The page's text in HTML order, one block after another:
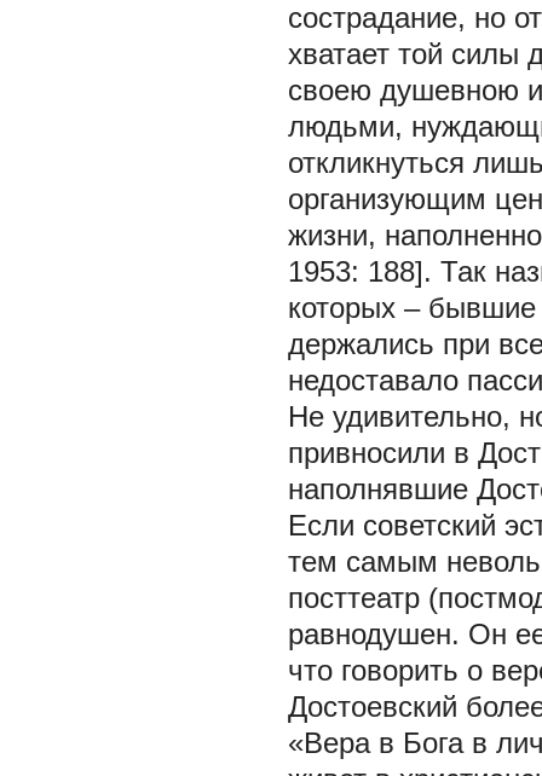
сострадание, но
хватает той силы
своею душевною
людьми,
откликнуться
организующим
жизни,
1953: 188]. Так
которых – бывшие
держались при
недоставало
Не удивительно,
привносили в
наполнявшие
Если советский
тем самым
посттеатр
равнодушен. Он
что говорить о
Достоевский
«Вера в Бога в